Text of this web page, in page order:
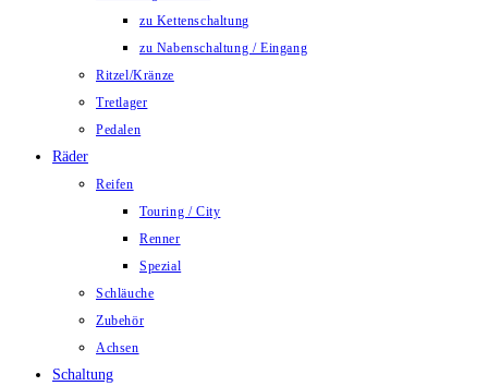
zu Kettenschaltung
zu Nabenschaltung / Eingang
Ritzel/Kränze
Tretlager
Pedalen
Räder
Reifen
Touring / City
Renner
Spezial
Schläuche
Zubehör
Achsen
Schaltung